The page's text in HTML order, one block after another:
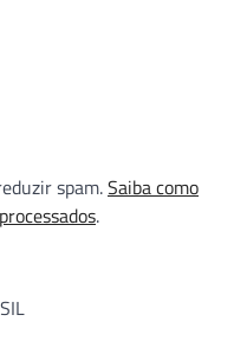
spam.Saiba como
.